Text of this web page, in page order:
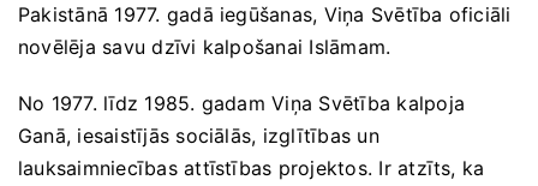
Pakistānā 1977. gadā iegūšanas, Viņa Svētība oficiāli
novēlēja savu dzīvi kalpošanai Islāmam.
No 1977. līdz 1985. gadam Viņa Svētība kalpoja
Ganā, iesaistījās sociālās, izglītības un
lauksaimniecības attīstības projektos. Ir atzīts, ka